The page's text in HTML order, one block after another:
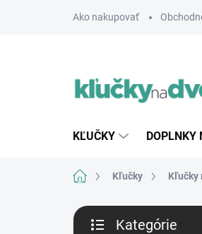
Ako nakupovať
KĽUČKY DOPLNKY
DomovKľučky Kľučky
B
Kategórie